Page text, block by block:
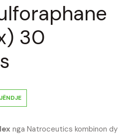
30
nga Natroceutics kombinon dy